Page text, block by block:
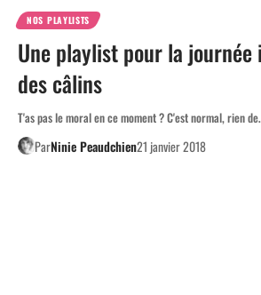
NOS PLAYLISTS
Une playlist pour la
des câlins
T'as pas le moral en ce moment ? C'est normal, rien
ParNinie Peaudchien21 janvier 2018